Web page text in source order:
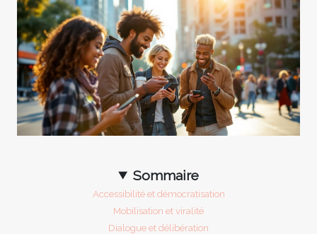
Sommaire
Accessibilité et démocratisation
Mobilisation et viralité
Dialogue et délibération